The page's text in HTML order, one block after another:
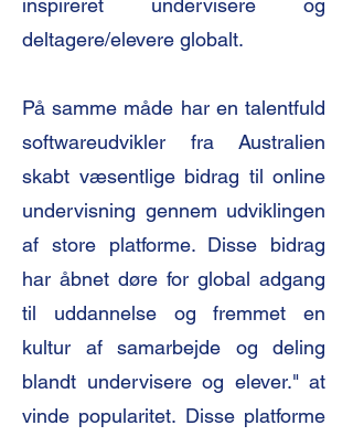
deltagere/elevere globalt.
På samme måde har en talentfuld
softwareudvikler fra Australien
skabt væsentlige bidrag til online
undervisning gennem udviklingen
af store platforme. Disse bidrag
har åbnet døre for global adgang
til uddannelse og fremmet en
kultur af samarbejde og deling
blandt undervisere og elever." at
vinde popularitet. Disse platforme